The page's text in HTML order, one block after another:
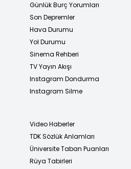
Günlük Burç Yorumları
Son Depremler
Hava Durumu
Yol Durumu
Sinema Rehberi
TV Yayın Akışı
Instagram Dondurma
Instagram Silme
Video Haberler
TDK Sözlük Anlamları
Üniversite Taban Puanları
Rüya Tabirleri